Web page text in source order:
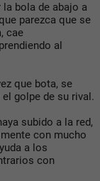
bola de abajo a
parezca que se
cae
al
que bota, se
golpe de su rival.
subido a la red,
con mucho
a los
con